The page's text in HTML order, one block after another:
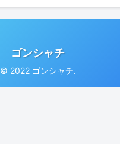
ゴンシャチ
© 2022 ゴンシャチ.